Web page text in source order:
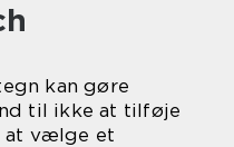
kan gøre
til ikke at tilføje
at vælge et